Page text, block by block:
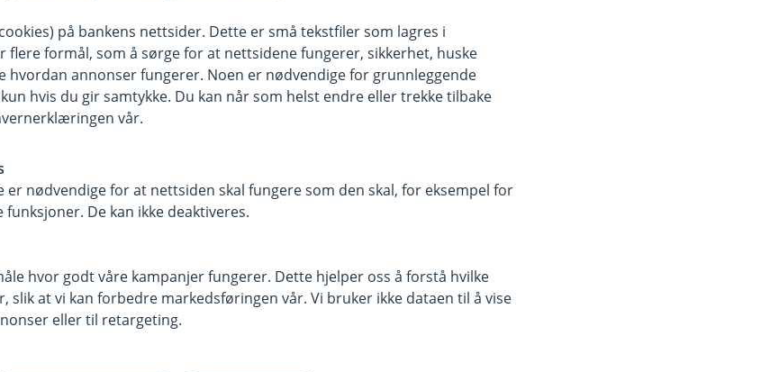
i en rettslig tvist.
i vilkårene.
av innboforsikringen.
opp dekkes ikke.
på bankens nettsider. Dette er små tekstfiler som lagres i
flere formål, som å sørge for at nettsidene fungerer, sikkerhet, huske
hvordan annonser fungerer. Noen er nødvendige for grunnleggende
hvis du gir samtykke. Du kan når som helst endre eller trekke tilbake
vår.
er nødvendige for at nettsiden skal fungere som den skal, for eksempel for
De kan ikke deaktiveres.
hvor godt våre kampanjer fungerer. Dette hjelper oss å forstå hvilke
slik at vi kan forbedre markedsføringen vår. Vi bruker ikke dataen til å vise
eller til retargeting.